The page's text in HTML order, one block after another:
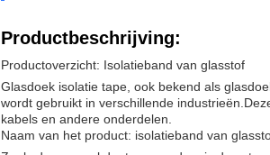
Productbeschrijving:
Productoverzicht: Isolatieband van glasstof
Glasdoek isolatie tape, ook bekend als
wordt gebruikt in verschillende
kabels en andere onderdelen.
Naam van het product: isolatieband van